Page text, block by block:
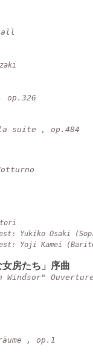
suite , op.484
Yukiko Osaki
Yoji Kamei
房たち」序曲
Ouverture
, op.1